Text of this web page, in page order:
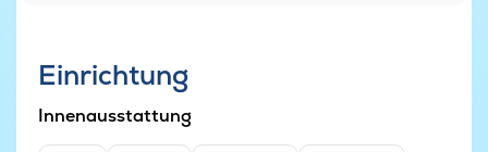
Einrichtung
Innenausstattung